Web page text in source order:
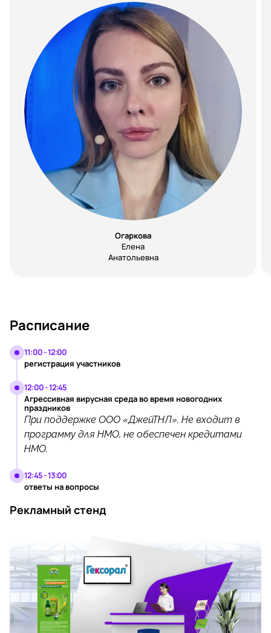
Огаркова
Елена
Анатольевна
Расписание
11:00 - 12:00
регистрация участников
12:00 - 12:45
Агрессивная вирусная среда во время новогодних
праздников
При поддержке ООО «ДжейТНЛ». Не входит в
программу для НМО, не обеспечен кредитами
НМО.
12:45 - 13:00
ответы на вопросы
Рекламный стенд